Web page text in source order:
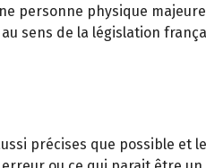
personne physique
sens de la législation
précises que possible